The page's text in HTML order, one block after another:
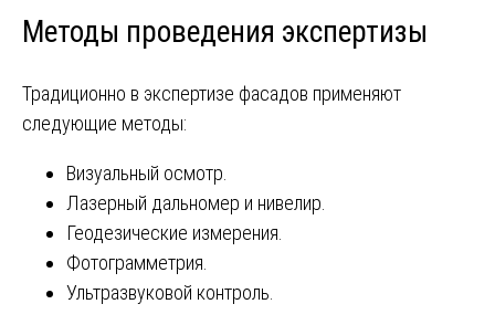
Методы проведения экспертизы
Традиционно в экспертизе фасадов применяют
следующие методы:
Визуальный осмотр.
Лазерный дальномер и нивелир.
Геодезические измерения.
Фотограмметрия.
Ультразвуковой контроль.